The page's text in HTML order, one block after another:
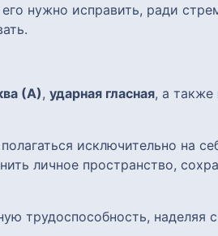
нужно исправить, ради
(А), ударная гласная, а также
исключительно на
личное пространство,
трудоспособность, наделяя